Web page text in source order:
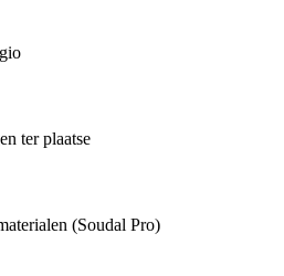
ter plaatse
(Soudal Pro)